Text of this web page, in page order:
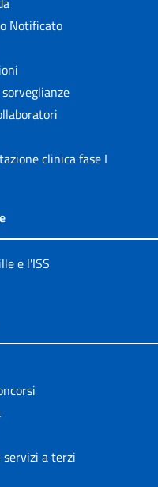
Notificato
clinica fase I
e l'ISS
servizi a terzi